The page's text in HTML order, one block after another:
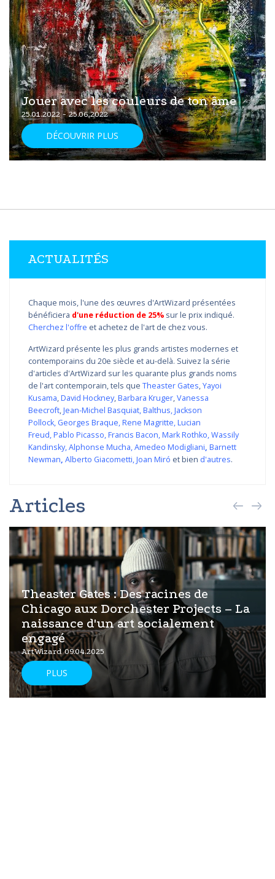
Jouer avec les couleurs de ton âme
25.01.2022 - 25.06.2022
DÉCOUVRIR PLUS
ACTUALITÉS
Chaque mois, l'une des œuvres d'ArtWizard présentées
bénéficiera d'une réduction de 25% sur le prix indiqué.
Cherchez l'offre et achetez de l'art de chez vous.
ArtWizard présente les plus grands artistes modernes et
contemporains du 20e siècle et au-delà. Suivez la série
d'articles d'ArtWizard sur les quarante plus grands noms
de l'art contemporain, tels que Theaster Gates,Yayoi
Kusama,David Hockney,Barbara Kruger,Vanessa
Beecroft,Jean-Michel Basquiat,Balthus,Jackson
Pollock, Georges Braque,Rene Magritte,Lucian
Freud,Pablo Picasso,Francis Bacon,Mark Rothko,Wassily
Kandinsky,Alphonse Mucha,Amedeo Modigliani, Barnett
Newman, Alberto Giacometti,Joan Miró et bien d'autres.
Articles
Theaster Gates : Des racines de
Chicago aux Dorchester Projects – La
naissance d'un art socialement
engagé
ArtWizard 09.04.2025
PLUS